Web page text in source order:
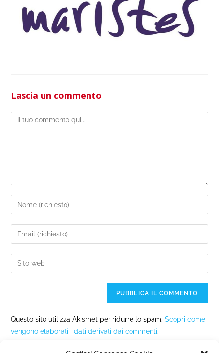
Lascia un commento
Questo sito utilizza Akismet per ridurre lo spam.Scopri come
vengono elaborati i dati derivati dai commenti.